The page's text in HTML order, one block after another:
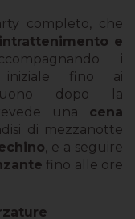
completo, che
e
i
iniziale fino ai
dopo la
una cena
di mezzanotte
, e a seguire
fino alle ore